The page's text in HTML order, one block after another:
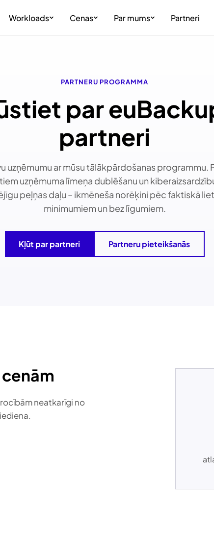
Workloads Cenas Par mums Partneri
PARTNERU PROGRAMMA
par
partneri
uzņēmumu ar mūsu tālākpārdošanas programmu.
uzņēmuma līmeņa dublēšanu un
peļņas daļu – ikmēneša norēķini pēc faktiskā
minimumiem un bez līgumiem.
Kļūt par partneri Partneru pieteikšanās
neatkarīgi no